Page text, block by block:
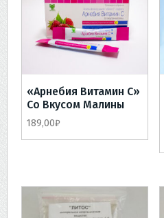
«Арнебия Витамин С»
Со Вкусом Малины
189,00₽